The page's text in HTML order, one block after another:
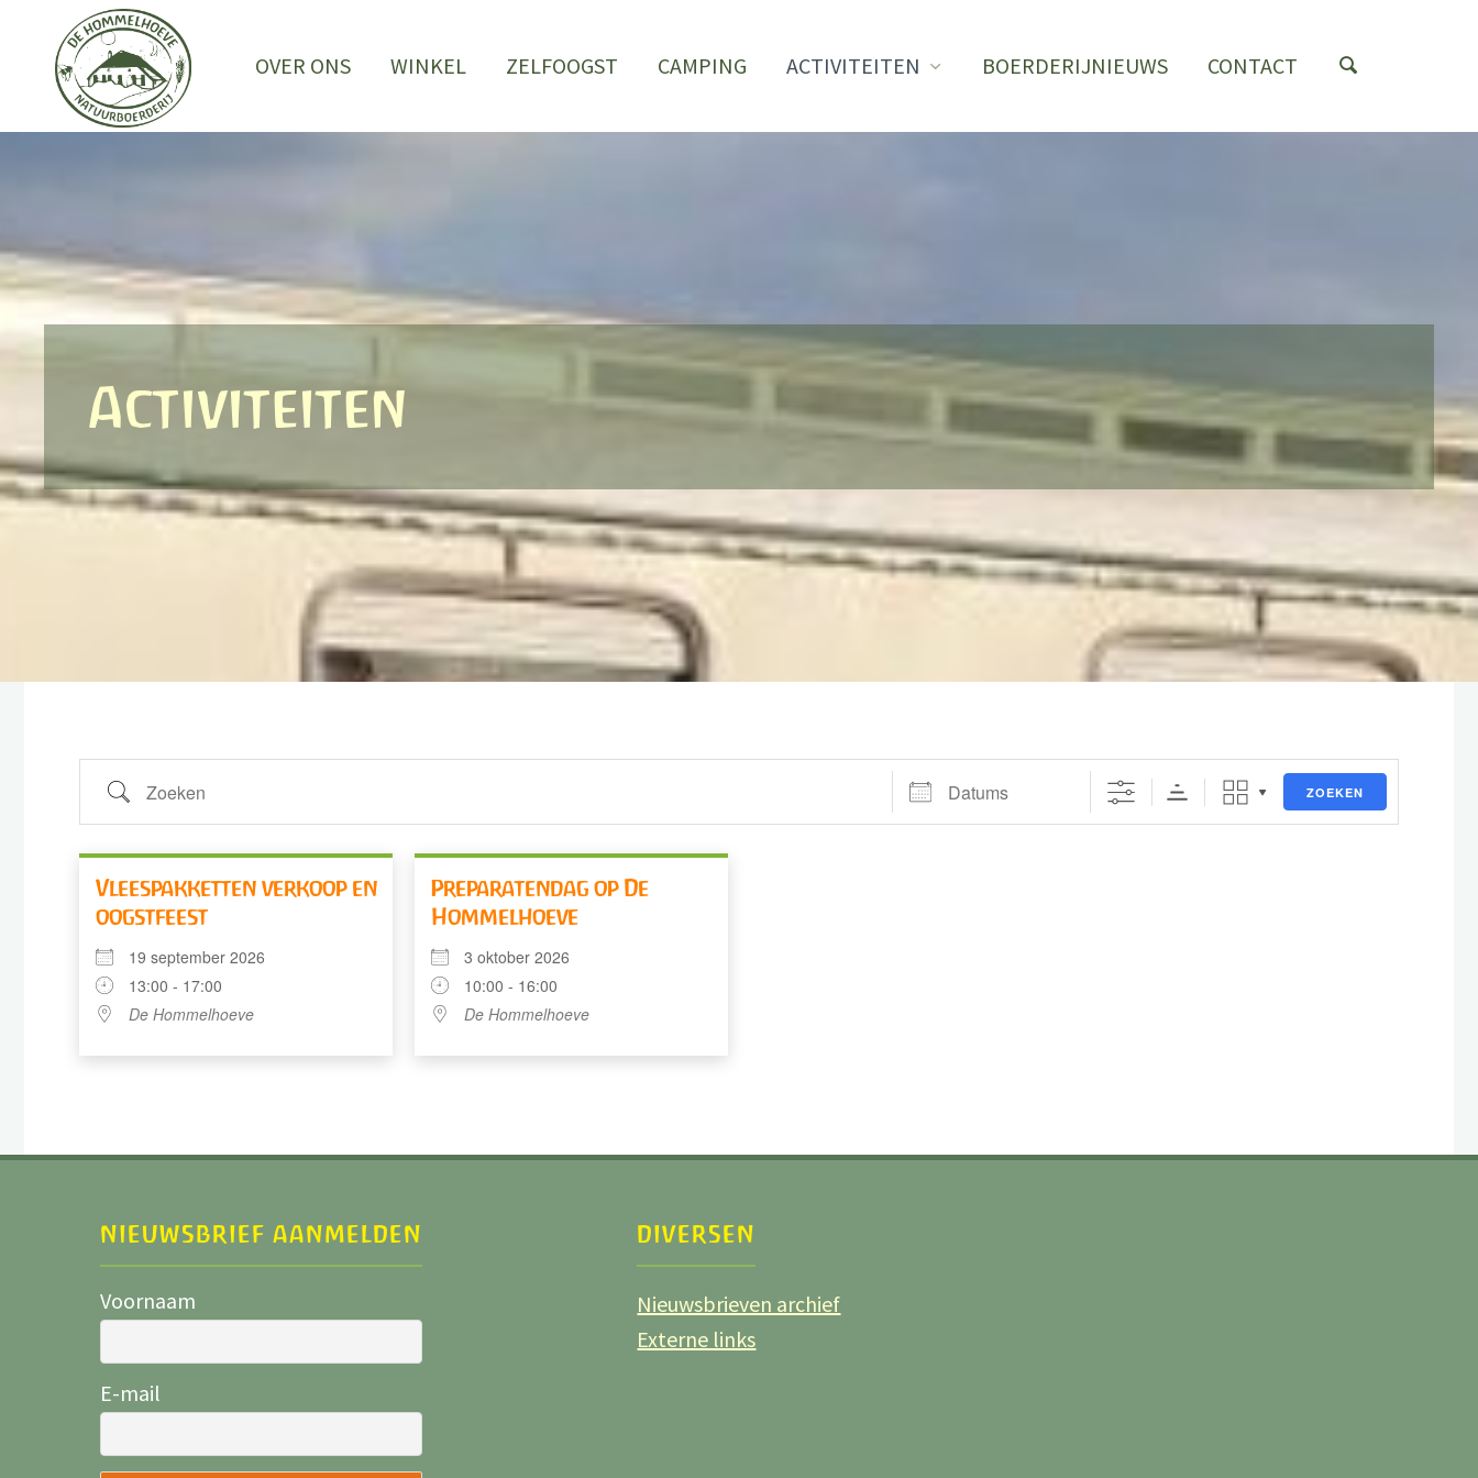
OVER ONS WINKEL ZELFOOGST CAMPING ACTIVITEITEN BOERDERIJNIEUWS CONTACT
Activiteiten
Zoeken Datums ZOEKEN
Vleespakketten verkoop en
oogstfeest
19 september 2026
13:00 - 17:00
De Hommelhoeve
Preparatendag op De
Hommelhoeve
3 oktober 2026
10:00 - 16:00
De Hommelhoeve
NIEUWSBRIEF AANMELDEN
Voornaam
E-mail
DIVERSEN
Nieuwsbrieven archief
Externe links